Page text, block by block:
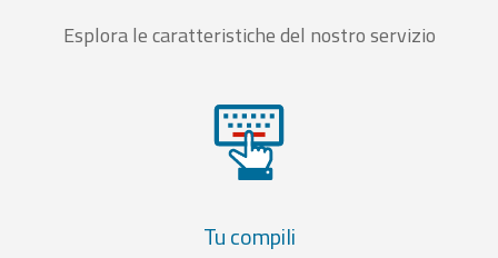
Esplora le caratteristiche del nostro servizio
Tu compili